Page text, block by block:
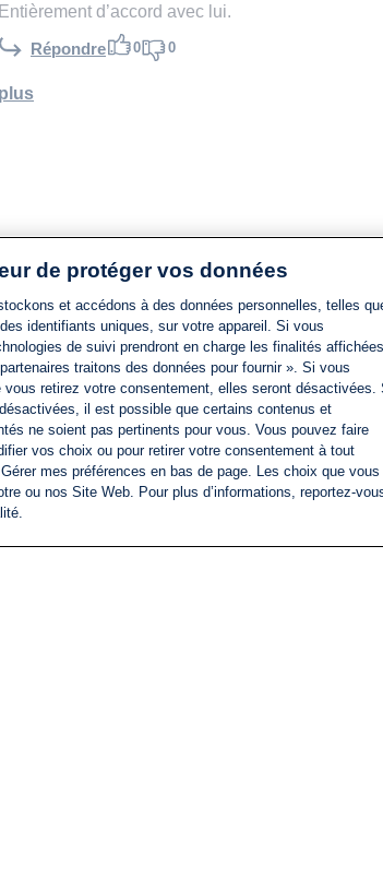
Entièrement d’accord avec lui.
Répondre 0 0
de protéger vos données
et accédons à des données personnelles, telles
identifiants uniques, sur votre appareil. Si vous
de suivi prendront en charge les finalités affichées
traitons des données pour fournir ». Si vous
retirez votre consentement, elles seront désactivées.
il est possible que certains contenus et
ne soient pas pertinents pour vous. Vous pouvez faire
vos choix ou pour retirer votre consentement à tout
mes préférences en bas de page. Les choix que vous
ou nos Site Web. Pour plus d’informations, reportez-